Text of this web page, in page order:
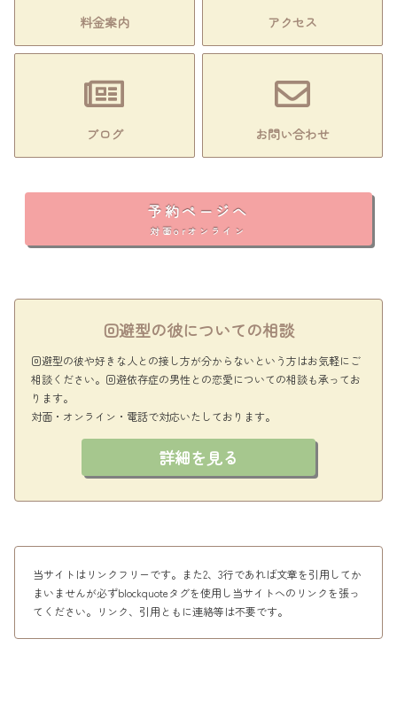
料金案内 アクセス
ブログ お問い合わせ
予約ページへ
対面orオンライン
回避型の彼についての相談
回避型の彼や好きな人との接し方が分からないという方はお気軽にご
相談ください。回避依存症の男性との恋愛についての相談も承ってお
ります。
対面・オンライン・電話で対応いたしております。
詳細を見る
当サイトはリンクフリーです。また2、3行であれば文章を引用してか
まいませんが必ずblockquoteタグを使用し当サイトへのリンクを張っ
てください。リンク、引用ともに連絡等は不要です。